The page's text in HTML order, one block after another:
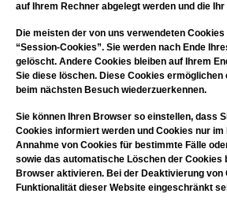
auf Ihrem Rechner abgelegt werden und die
Die meisten der von uns verwendeten
“Session-Cookies”. Sie werden nach Ende
gelöscht. Andere Cookies bleiben auf Ihrem
Sie diese löschen. Diese Cookies
beim nächsten Besuch wiederzuerkennen.
Sie können Ihren Browser so einstellen, dass
Cookies informiert werden und Cookies nur im
Annahme von Cookies für bestimmte Fälle
sowie das automatische Löschen der Cookies
Browser aktivieren. Bei der Deaktivierung von
Funktionalität dieser Website eingeschränkt